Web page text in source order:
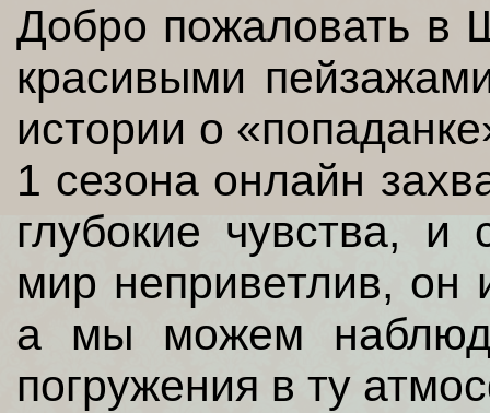
Добро пожаловать в
красивыми
истории о
1 сезона онлайн
глубокие чувства,
мир неприветлив, он
а мы можем
погружения в ту